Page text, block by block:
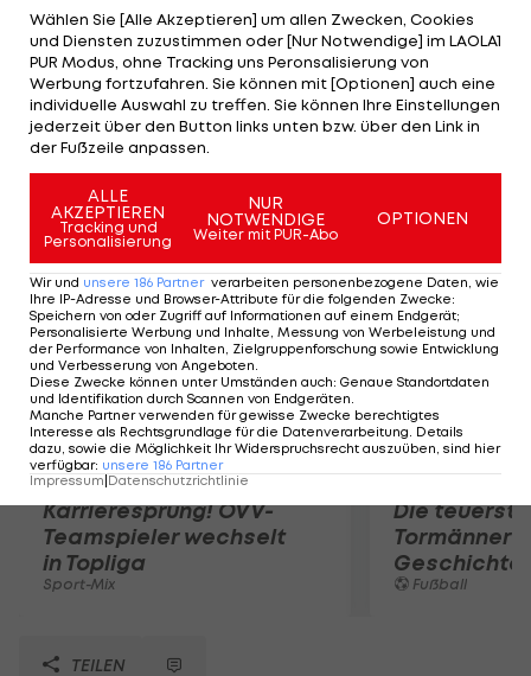
jedoch für sechs Saisonen gelten. Der Stürmer,
zuletzt mit neuem Career-High (67 Punkte), soll
über die gesamte Laufzeit mit 28,5 Millionen Dollar
entlohnt werden. Auch die Nashville Predators
verlängern mit Mike Fisher (32), er unterschreibt
für zwei Jahre.
Mehr zum Thema
Karrieresprung! ÖVV-
Teamspieler wechselt
in Topliga
Sport-Mix
Die
Tormänner
Geschichte
Fußball
TEILEN
Wählen Sie [Alle Akzeptieren] um allen Zwecken, Cookies
und Diensten zuzustimmen oder [Nur Notwendige] im LAOLA1
PUR Modus, ohne Tracking uns Peronsalisierung von
Werbung fortzufahren. Sie können mit [Optionen] auch eine
individuelle Auswahl zu treffen. Sie können Ihre Einstellungen
jederzeit über den Button links unten bzw. über den Link in
der Fußzeile anpassen.
ALLE
AKZEPTIEREN
Tracking und
Personalisierung
NUR
NOTWENDIGE
Weiter mit PUR-Abo
OPTIONEN
Wir und unsere 186 Partner verarbeiten personenbezogene Daten, wie
Ihre IP-Adresse und Browser-Attribute für die folgenden Zwecke:
Speichern von oder Zugriff auf Informationen auf einem Endgerät;
Personalisierte Werbung und Inhalte, Messung von Werbeleistung und
der Performance von Inhalten, Zielgruppenforschung sowie Entwicklung
und Verbesserung von Angeboten.
Diese Zwecke können unter Umständen auch: Genaue Standortdaten
und Identifikation durch Scannen von Endgeräten.
Manche Partner verwenden für gewisse Zwecke berechtigtes
Interesse als Rechtsgrundlage für die Datenverarbeitung. Details
dazu, sowie die Möglichkeit Ihr Widerspruchsrecht auszuüben, sind hier
verfügbar: unsere 186 Partner
Impressum Datenschutzrichtlinie